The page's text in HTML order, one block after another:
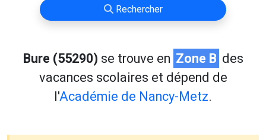
Rechercher
Bure (55290) se trouve en Zone B des
vacances scolaires et dépend de
l'Académie de Nancy-Metz.